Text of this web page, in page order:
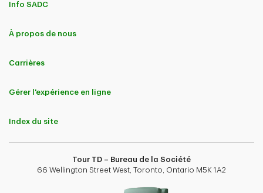
Info SADC
À propos de nous
Carrières
Gérer l'expérience en ligne
Index du site
Tour TD – Bureau de la Société
66 Wellington Street West, Toronto, Ontario M5K 1A2